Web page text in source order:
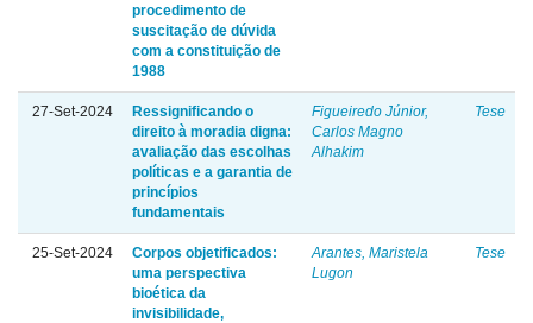
procedimento de
suscitação de dúvida
com a constituição de
1988
27-Set-2024
Ressignificando o
direito à moradia digna:
avaliação das escolhas
políticas e a garantia de
princípios
fundamentais
Figueiredo Júnior,
Carlos Magno
Alhakim
Tese
25-Set-2024
Corpos objetificados:
uma perspectiva
bioética da
invisibilidade,
Arantes, Maristela
Lugon
Tese